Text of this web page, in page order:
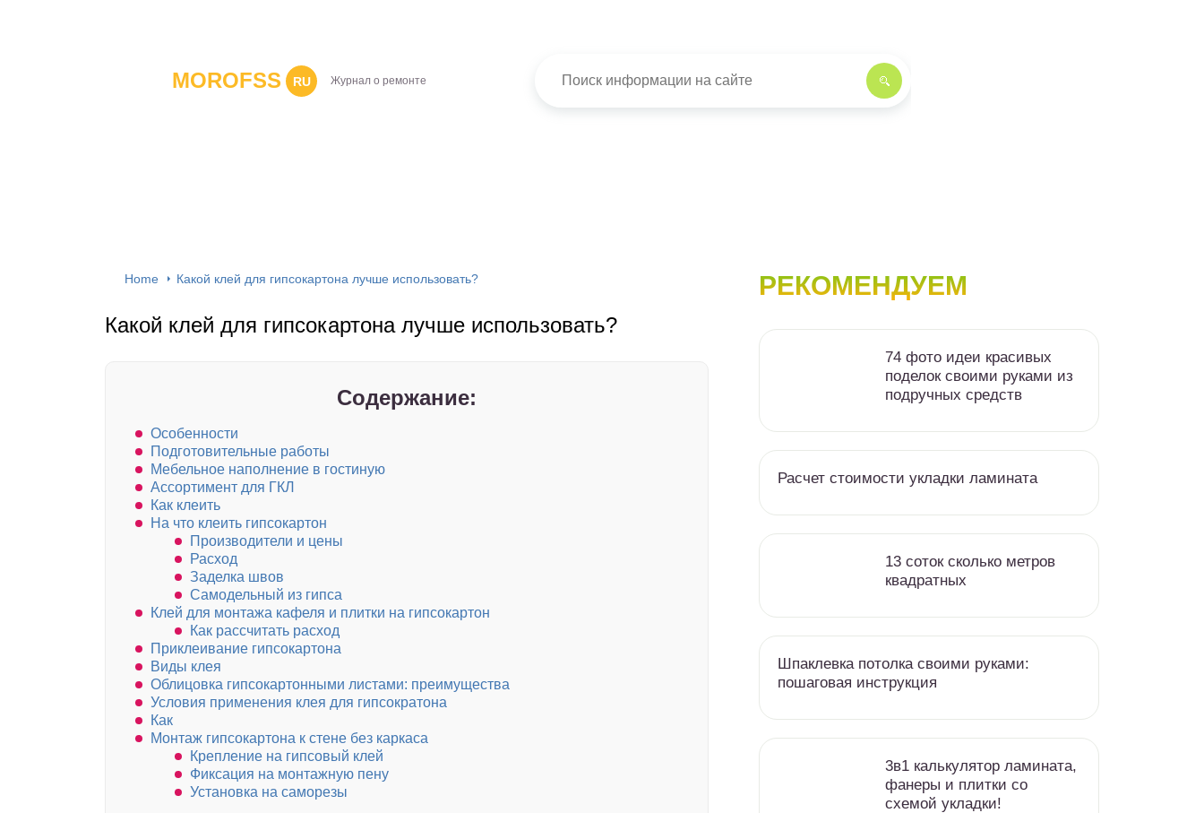
MOROFSS RU Журнал о ремонте
Home Какой клей для гипсокартона лучше использовать?
Какой клей для гипсокартона лучше использовать?
Содержание:
Особенности
Подготовительные работы
Мебельное наполнение в гостиную
Ассортимент для ГКЛ
Как клеить
На что клеить гипсокартон
Производители и цены
Расход
Заделка швов
Самодельный из гипса
Клей для монтажа кафеля и плитки на гипсокартон
Как рассчитать расход
Приклеивание гипсокартона
Виды клея
Облицовка гипсокартонными листами: преимущества
Условия применения клея для гипсократона
Как
Монтаж гипсокартона к стене без каркаса
Крепление на гипсовый клей
Фиксация на монтажную пену
Установка на саморезы
РЕКОМЕНДУЕМ
74 фото идеи красивых
поделок своими руками из
подручных средств
Расчет стоимости укладки ламината
13 соток сколько метров
квадратных
Шпаклевка потолка своими руками:
пошаговая инструкция
3в1 калькулятор ламината,
фанеры и плитки со
схемой укладки!